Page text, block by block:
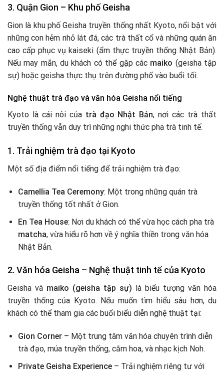
3. Quận Gion – Khu phố Geisha
Gion là khu phố Geisha truyền thống nhất Kyoto, nổi bật với
những con hẻm nhỏ lát đá, các trà thất cổ và những quán ăn
cao cấp phục vụ kaiseki (ẩm thực truyền thống Nhật Bản).
Nếu may mắn, du khách có thể gặp các maiko (geisha tập
sự) hoặc geisha thực thụ trên đường phố vào buổi tối.
Nghệ thuật trà đạo và văn hóa Geisha nổi tiếng
Kyoto là cái nôi của trà đạo Nhật Bản, nơi các trà thất
truyền thống vẫn duy trì những nghi thức pha trà tinh tế.
1. Trải nghiệm trà đạo tại Kyoto
Một số địa điểm nổi tiếng để trải nghiệm trà đạo:
Camellia Tea Ceremony: Một trong những quán trà
truyền thống tốt nhất ở Gion.
En Tea House: Nơi du khách có thể vừa học cách pha trà
matcha, vừa hiểu rõ hơn về ý nghĩa thiền trong văn hóa
Nhật Bản.
2. Văn hóa Geisha – Nghệ thuật tinh tế của Kyoto
Geisha và maiko (geisha tập sự) là biểu tượng văn hóa
truyền thống của Kyoto. Nếu muốn tìm hiểu sâu hơn, du
khách có thể tham gia các buổi biểu diễn nghệ thuật tại:
Gion Corner– Một trung tâm văn hóa chuyên trình diễn
trà đạo, múa truyền thống, cắm hoa, và nhạc kịch Noh.
Private Geisha Experience– Trải nghiệm riêng tư với